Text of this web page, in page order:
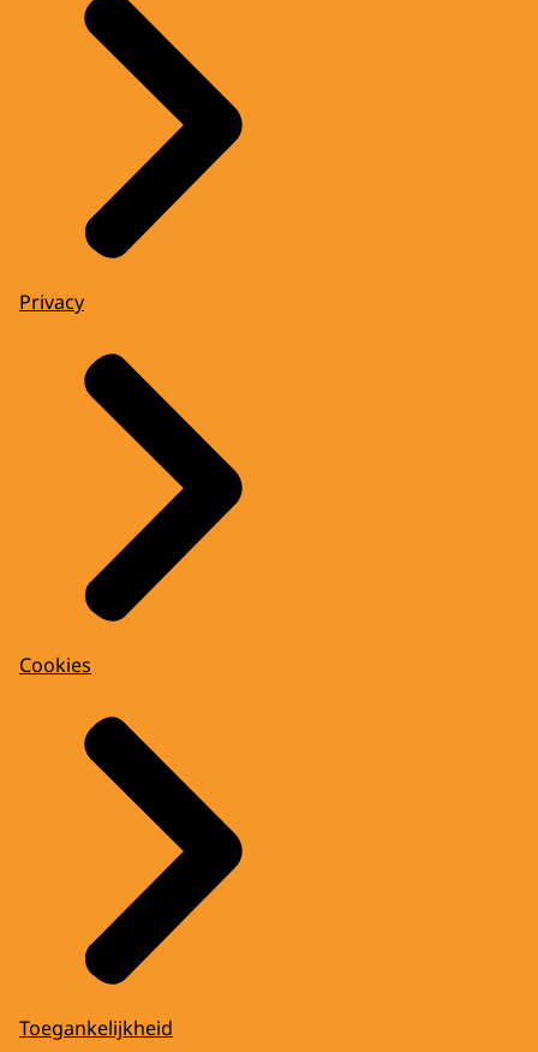
Privacy
Cookies
Toegankelijkheid